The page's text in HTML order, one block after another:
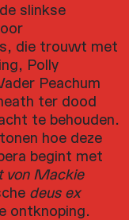
slinkse
die trouwt met
Polly
Peachum
ter dood
te behouden.
hoe deze
begint met
von Mackie
deus ex
ontknoping.